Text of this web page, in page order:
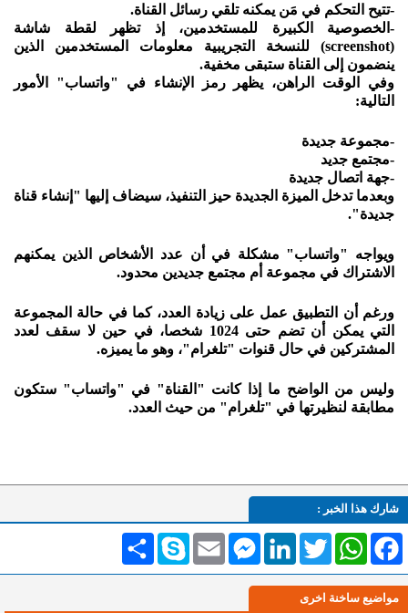
-تتيح التحكم في مَن يمكنه تلقي رسائل القناة.
-الخصوصية الكبيرة للمستخدمين، إذ تظهر لقطة شاشة
(screenshot) للنسخة التجريبية معلومات المستخدمين الذين
ينضمون إلى القناة ستبقى مخفية.
وفي الوقت الراهن، يظهر رمز الإنشاء في "واتساب" الأمور
التالية:
-مجموعة جديدة
-مجتمع جديد
-جهة اتصال جديدة
وبعدما تدخل الميزة الجديدة حيز التنفيذ، سيضاف إليها "إنشاء قناة
جديدة".
ويواجه "واتساب" مشكلة في أن عدد الأشخاص الذين يمكنهم
الاشتراك في مجموعة أم مجتمع جديدين محدود.
ورغم أن التطبيق عمل على زيادة العدد، كما في حالة المجموعة
التي يمكن أن تضم حتى 1024 شخصا، في حين لا سقف لعدد
المشتركين في حال قنوات "تلغرام"، وهو ما يميزه.
وليس من الواضح ما إذا كانت "القناة" في "واتساب" ستكون
مطابقة لنظيرتها في "تلغرام" من حيث العدد.
شارك هذا الخبر :
انشر Skype Email
MessengerLinkedInTwitterWhatsAppFacebook
مواضيع ساخنة اخرى